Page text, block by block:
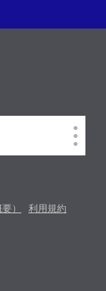
）
利用規約